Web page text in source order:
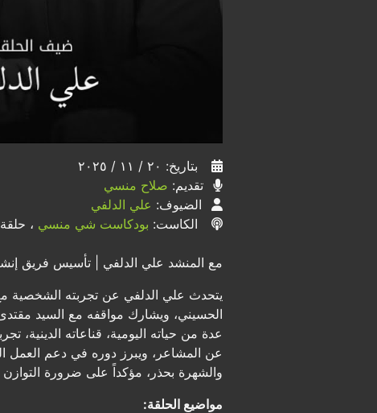
بتاريخ: ٢٠ / ١١ / ٢٠٢٥
تقديم: صلاح منسي
الضيوف: علي الدلفي
الكاست: بودكاست شي منسي ، حلقة
مع المنشد علي الدلفي | تأسيس فريق
يتحدث علي الدلفي عن تجربته الشخصية مع
الحسيني، ويشارك مواقفه مع السيد
عدة من حياته اليومية، قناعاته
عن المشاعر، ويبرز دوره في دعم العمل
والشهرة بحذر، مؤكداً على ضرورة
مواضيع الحلقة: